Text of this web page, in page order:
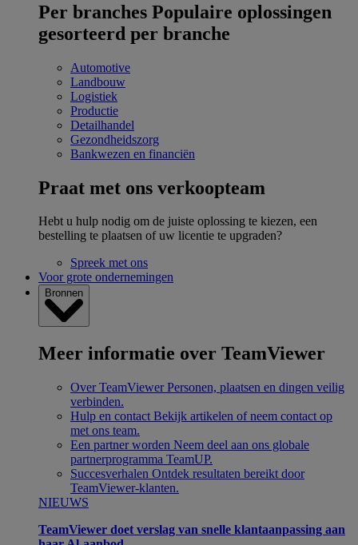
Per branches Populaire oplossingen
gesorteerd per branche
Automotive
Landbouw
Logistiek
Productie
Detailhandel
Gezondheidszorg
Bankwezen en financiën
Praat met ons verkoopteam
Hebt u hulp nodig om de juiste oplossing te kiezen, een
bestelling te plaatsen of uw licentie te upgraden?
Spreek met ons
Voor grote ondernemingen
Bronnen
Meer informatie over TeamViewer
Over TeamViewer Personen, plaatsen en dingen veilig
verbinden.
Hulp en contact Bekijk artikelen of neem contact op
met ons team.
Een partner worden Neem deel aan ons globale
partnerprogramma TeamUP.
Succesverhalen Ontdek resultaten bereikt door
TeamViewer-klanten.
NIEUWS
TeamViewer doet verslag van snelle klantaanpassing aan